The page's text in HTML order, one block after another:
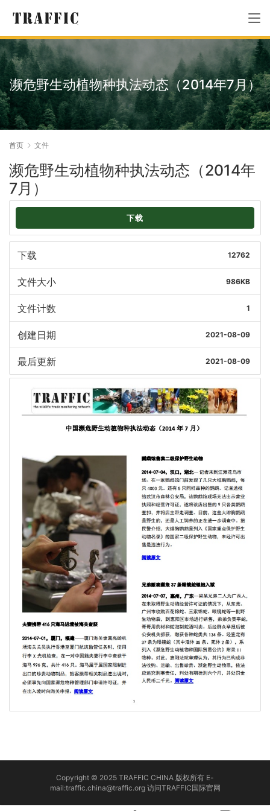
濒危野生动植物种执法动态（2014年7月）
首页 文件
濒危野生动植物种执法动态（2014年
7月）
下载
下载 12762
文件大小 986KB
文件计数 1
创建日期 2021-08-09
最后更新 2021-08-09
Copyright © 2025 TRAFFIC CHINA 版权所有 E-
mail:traffic.china@traffic.org 访问TRAFFIC国际官网